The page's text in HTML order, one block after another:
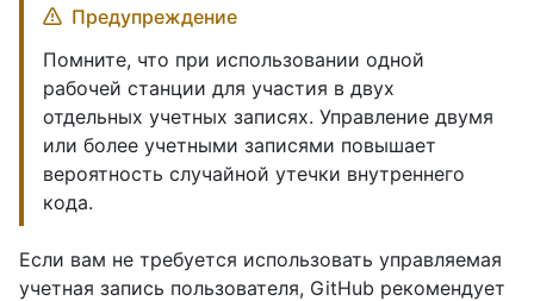
Предупреждение
Помните, что при использовании одной
рабочей станции для участия в двух
отдельных учетных записях. Управление двумя
или более учетными записями повышает
вероятность случайной утечки внутреннего
кода.
Если вам не требуется использовать управляемая
учетная запись пользователя, GitHub рекомендует